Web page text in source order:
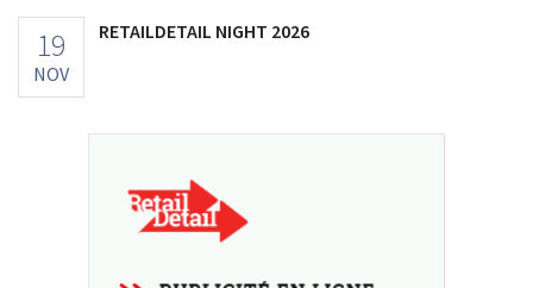
19
NOV
RETAILDETAIL NIGHT 2026